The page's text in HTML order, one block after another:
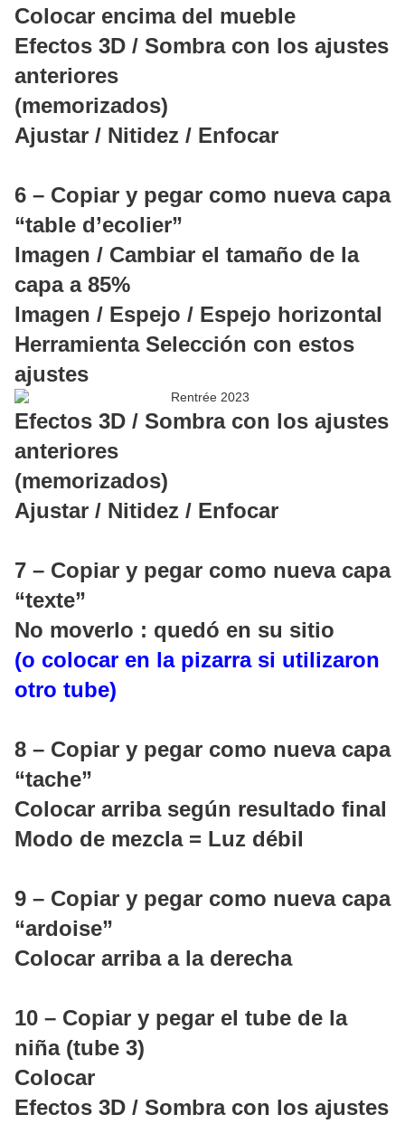
Colocar encima del mueble
Efectos 3D / Sombra con los ajustes
anteriores
(memorizados)
Ajustar / Nitidez / Enfocar
6 – Copiar y pegar como nueva capa
“table d’ecolier”
Imagen / Cambiar el tamaño de la
capa a 85%
Imagen / Espejo / Espejo horizontal
Herramienta Selección con estos
ajustes
Efectos 3D / Sombra con los ajustes
anteriores
(memorizados)
Ajustar / Nitidez / Enfocar
7 – Copiar y pegar como nueva capa
“texte”
No moverlo : quedó en su sitio
(o colocar en la pizarra si utilizaron
otro tube)
8 – Copiar y pegar como nueva capa
“tache”
Colocar arriba según resultado final
Modo de mezcla = Luz débil
9 – Copiar y pegar como nueva capa
“ardoise”
Colocar arriba a la derecha
10 – Copiar y pegar el tube de la
niña (tube 3)
Colocar
Efectos 3D / Sombra con los ajustes